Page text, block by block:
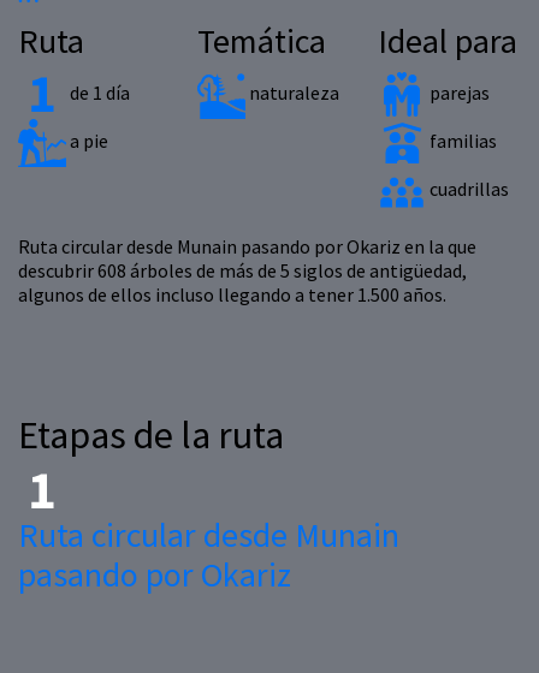
Ruta
de 1 día
a pie
Temática
naturaleza
Ideal para
parejas
familias
cuadrillas
Ruta circular desde Munain pasando por Okariz en la que
descubrir 608 árboles de más de 5 siglos de antigüedad,
algunos de ellos incluso llegando a tener 1.500 años.
Etapas de la ruta
Ruta circular desde Munain
pasando por Okariz